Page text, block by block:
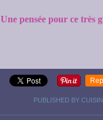
Une pensée pour ce très
PUBLISHED BY